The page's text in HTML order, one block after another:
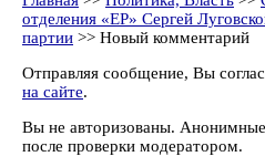
отделения «ЕР» Сергей
партии >> Новый комментарий
Отправляя сообщение, Вы
на сайте.
Вы не авторизованы.
после проверки модератором.